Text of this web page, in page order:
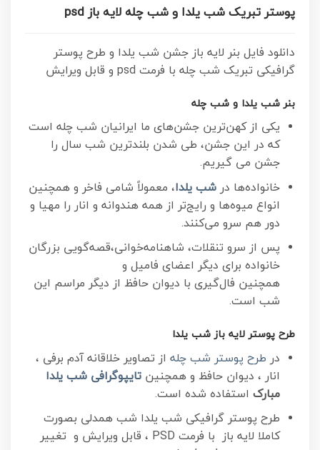
پوستر تبریک شب یلدا و شب چله لایه باز psd
دانلود فایل بنر لایه باز جشن شب یلدا و طرح پوستر
گرافیکی تبریک شب چله با فرمت psd و قابل ویرایش
بنر شب یلدا و شب چله
یکی از کهن‌ترین جشن‌های ما ایرانیان شب چله است
که در این جشن، طی شدن بلندترین شب سال را
جشن می گیریم.
خانواده‌ها در شب یلدا، معمولاً شامی فاخر و همچنین
انواع میوه‌ها و رایج‌تر از همه هندوانه و انار را مهیا و
دور هم سرو می‌کنند.
پس از سرو تنقلات، شاهنامه‌خوانی،قصه‌گویی بزرگان
خانواده برای دیگر اعضای فامیل و
همچنین فال‌گیری با دیوان حافظ از دیگر مراسم این
شب است.
طرح پوستر لایه باز شب یلدا
در طرح پوستر شب چلهاز تصاویر خلاقانه آدم برفی ،
انار ، دیوان حافظ و همچنین تایپوگرافی شب یلدا
مبارک استفاده شده است.
طرح پوستر گرافیکی شب یلدا شب همدلی بصورت
کاملا لایه باز با فرمت PSD ، قابل ویرایش و تغییر